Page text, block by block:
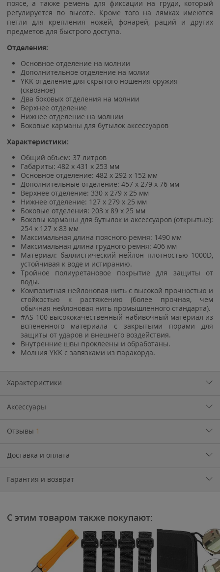
поясе, а также ремень для фиксации на груди, который
регулируется по высоте. Кроме того на лямках имеются
петли для крепления ножей, фонарей, раций и других
предметов для быстрого доступа.
Отделения:
Основное отделение на молнии
Дополнительное отделение на молии
YKK отделение для скрытого ношения оружия
(сквозное)
Два боковых отделения на молнии
Верхнее отделение
Нижнее отделение на молнии
Боковые карманы для бутылок аксессуаров
Характеристики:
Общий объем: 37 литров
Габариты: 482 x 431 x 253 мм
Основное отделение: 482 х 292 х 152 мм
Дополнительные отделение: 457 х 279 х 76 мм
Верхнее отделение: 330 х 279 х 25 мм
Нижнее отделение: 127 х 279 х 25 мм
Боковые отделения: 203 х 89 х 25 мм
Боковы карманы для бутылок и аксессуаров (открытые):
254 х 127 х 83 мм
Максимальная длина поясного ремня: 1490 мм
Максимальная длина грудного ремня: 406 мм
Материал: баллистический нейлон плотностью 1000D,
устойчивая к воде и истиранию.
Тройное полиуретановое покрытие для защиты от
воды.
Композитная нейлоновая нить с высокой прочностью и
стойкостью к растяжению (более прочная, чем
обычная нейлоновая нить промышленного стандарта).
#AS-100 высококачественный набивочный материал из
вспененного материала с закрытыми порами для
защиты от ударов и внешнего воздействия.
Внутренние швы проклеены и обработаны.
Молния YKK с завязками из паракорда.
Характеристики
Аксессуары
Отзывы 1
Доставка и оплата
Гарантия и возврат
С этим товаром также покупают: